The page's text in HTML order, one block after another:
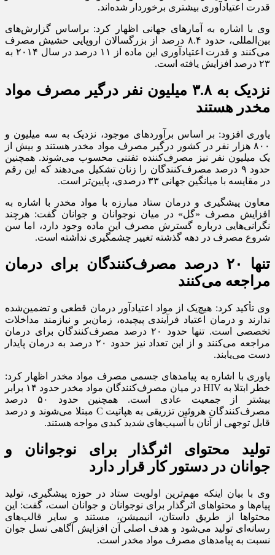
قدرت اعتیادآوری بیشتری برخوردار شده‌اند.
وی با اشاره به آمار‌های جهانی اظهار کرد: براساس گزارش‌های
بین‌المللی، حدود ۸.۴ درصد از بزرگسالان اروپایی حشیش مصرف
می‌کنند و قدرت اعتیادآوری این ماده از ۱۱ درصد در سال ۲۰۱۴ به
۲۳ درصد افزایش یافته است.
نزدیک به ۳.۸ میلیون نفر درگیر مصرف مواد
مخدر هستند
یاوری افزود: بر اساس برآورد‌های موجود، نزدیک به سه میلیون و
۸۰۰ هزار نفر در کشور درگیر مصرف مواد مخدر هستند و بیش از
یک میلیون نفر نیز مصرف‌کننده تفننی محسوب می‌شوند. همچنین
حدود ۹ درصد مصرف‌کنندگان را زنان تشکیل می‌دهند که این رقم
در مقایسه با میانگین جهانی ۳۳ درصدی، پایین‌تر است.
معاون پیشگیری و درمان ستاد مبارزه با مواد مخدر با اشاره به
افزایش مصرف «گل» در میان نوجوانان و جوانان گفت: هرچند
نگرانی‌هایی درباره گسترش مصرف این ماده وجود دارد، اما سن
شروع مصرف در دهه گذشته تغییر چشمگیری نداشته است.
تنها ۲۰ درصد مصرف‌کنندگان برای درمان
مراجعه می‌کنند
وی تأکید کرد: هیچ‌یک از مواد اعتیادآور درمان قطعی و تضمین‌شده
ندارند و درمان اعتیاد فرآیندی پیچیده، زمان‌بر و نیازمند مداخلات
تخصصی است. تنها حدود ۲۰ درصد مصرف‌کنندگان برای درمان
مراجعه می‌کنند و از این تعداد نیز حدود ۲۰ درصد به درمان پایدار
دست می‌یابند.
یاوری با اشاره به پیامد‌های جسمی مصرف مواد مخدر اظهار کرد:
خطر ابتلا به HIV در میان مصرف‌کنندگان مواد مخدر حدود ۱۴ برابر
بیشتر از جمعیت عادی است. همچنین حدود ۵۰ درصد
مصرف‌کنندگان هروئین تزریقی به هپاتیت C مبتلا می‌شوند و درصد
قابل توجهی از آنان با آسیب‌های شدید کبدی مواجه هستند.
تولید محتوای اثرگذار برای نوجوانان و
جوانان در دستور کار قرار دارد
وی با بیان اینکه مهم‌ترین اولویت ستاد در حوزه پیشگیری، تولید
پیام‌ها و محتوا‌های اثرگذار برای نوجوانان و جوانان است، گفت: این
محتوا‌ها از طریق داستان، انیمیشن، مستند و سایر قالب‌های
رسانه‌ای تولید می‌شود و هدف اصلی آن افزایش آگاهی نسل جوان
نسبت به پیامد‌های مصرف مواد مخدر است.